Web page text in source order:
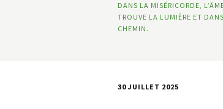
DANS LA MISÉRICORDE,
TROUVE LA LUMIÈRE ET
CHEMIN.
30 JUILLET 2025